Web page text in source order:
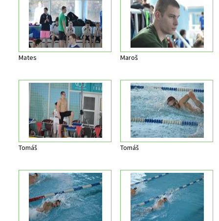
Mates Maroš
Tomáš Tomáš